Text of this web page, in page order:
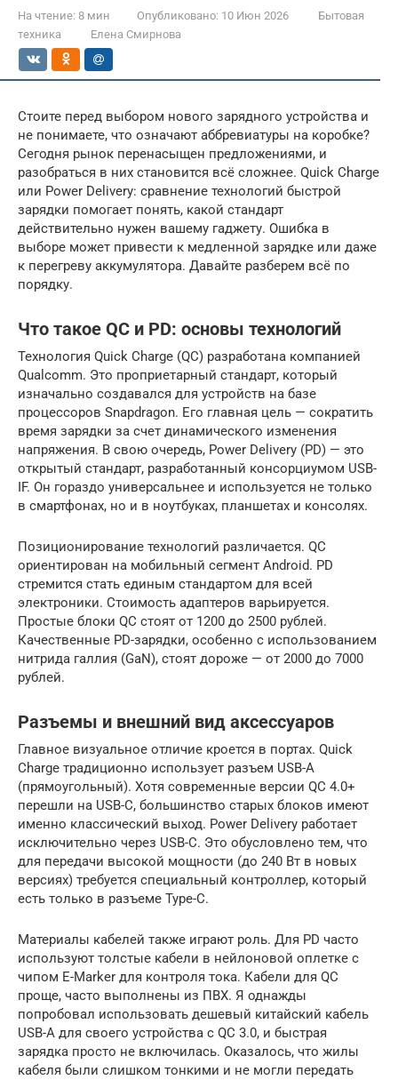
На чтение: 8 мин Опубликовано: 10 Июн 2026
Бытовая
техника
Елена Смирнова
Стоите перед выбором нового зарядного устройства и
не понимаете, что означают аббревиатуры на коробке?
Сегодня рынок перенасыщен предложениями, и
разобраться в них становится всё сложнее. Quick Charge
или Power Delivery: сравнение технологий быстрой
зарядки помогает понять, какой стандарт
действительно нужен вашему гаджету. Ошибка в
выборе может привести к медленной зарядке или даже
к перегреву аккумулятора. Давайте разберем всё по
порядку.
Что такое QC и PD: основы технологий
Технология Quick Charge (QC) разработана компанией
Qualcomm. Это проприетарный стандарт, который
изначально создавался для устройств на базе
процессоров Snapdragon. Его главная цель — сократить
время зарядки за счет динамического изменения
напряжения. В свою очередь, Power Delivery (PD) — это
открытый стандарт, разработанный консорциумом USB-
IF. Он гораздо универсальнее и используется не только
в смартфонах, но и в ноутбуках, планшетах и консолях.
Позиционирование технологий различается. QC
ориентирован на мобильный сегмент Android. PD
стремится стать единым стандартом для всей
электроники. Стоимость адаптеров варьируется.
Простые блоки QC стоят от 1200 до 2500 рублей.
Качественные PD-зарядки, особенно с использованием
нитрида галлия (GaN), стоят дороже — от 2000 до 7000
рублей.
Разъемы и внешний вид аксессуаров
Главное визуальное отличие кроется в портах. Quick
Charge традиционно использует разъем USB-A
(прямоугольный). Хотя современные версии QC 4.0+
перешли на USB-C, большинство старых блоков имеют
именно классический выход. Power Delivery работает
исключительно через USB-C. Это обусловлено тем, что
для передачи высокой мощности (до 240 Вт в новых
версиях) требуется специальный контроллер, который
есть только в разъеме Type-C.
Материалы кабелей также играют роль. Для PD часто
используют толстые кабели в нейлоновой оплетке с
чипом E-Marker для контроля тока. Кабели для QC
проще, часто выполнены из ПВХ. Я однажды
попробовал использовать дешевый китайский кабель
USB-A для своего устройства с QC 3.0, и быстрая
зарядка просто не включилась. Оказалось, что жилы
кабеля были слишком тонкими и не могли передать